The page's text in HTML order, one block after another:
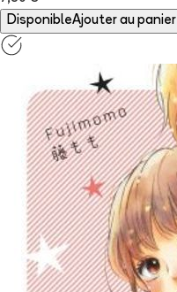
DisponibleAjouter au panier